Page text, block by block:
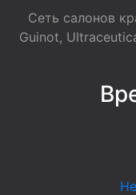
Сеть салонов
Guinot,